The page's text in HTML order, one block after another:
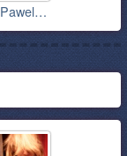
Pawel…